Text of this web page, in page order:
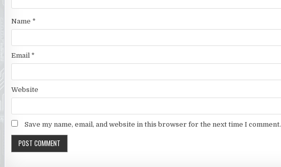
Name *
Email *
Website
Save my name, email, and website in this browser for the next time I comment.